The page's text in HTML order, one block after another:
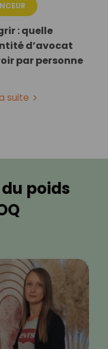
: quelle
d’avocat
par personne
suite
poids